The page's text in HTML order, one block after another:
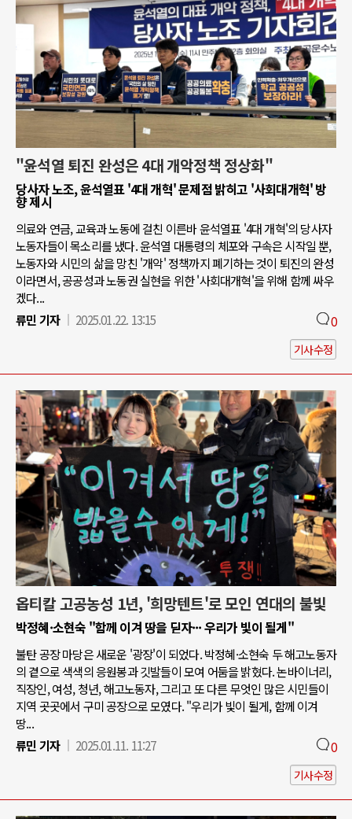
"윤석열 퇴진 완성은 4대 개악정책 정상화"
당사자 노조, 윤석열표 '4대 개혁' 문제점 밝히고 '사회대개혁' 방
향 제시
의료와 연금, 교육과 노동에 걸친 이른바 윤석열표 '4대 개혁'의 당사자
노동자들이 목소리를 냈다. 윤석열 대통령의 체포와 구속은 시작일 뿐,
노동자와 시민의 삶을 망친 '개악' 정책까지 폐기하는 것이 퇴진의 완성
이라면서, 공공성과 노동권 실현을 위한 '사회대개혁'을 위해 함께 싸우
겠다...
류민 기자
2025.01.22. 13:15 0
기사수정
옵티칼 고공농성 1년, '희망텐트'로 모인 연대의 불빛
박정혜·소현숙 "함께 이겨 땅을 딛자··· 우리가 빛이 될게"
불탄 공장 마당은 새로운 '광장'이 되었다. 박정혜·소현숙 두 해고노동자
의 곁으로 색색의 응원봉과 깃발들이 모여 어둠을 밝혔다. 논바이너리,
직장인, 여성, 청년, 해고노동자, 그리고 또 다른 무엇인 많은 시민들이
지역 곳곳에서 구미 공장으로 모였다. "우리가 빛이 될게, 함께 이겨
땅...
류민 기자
2025.01.11. 11:27 0
기사수정